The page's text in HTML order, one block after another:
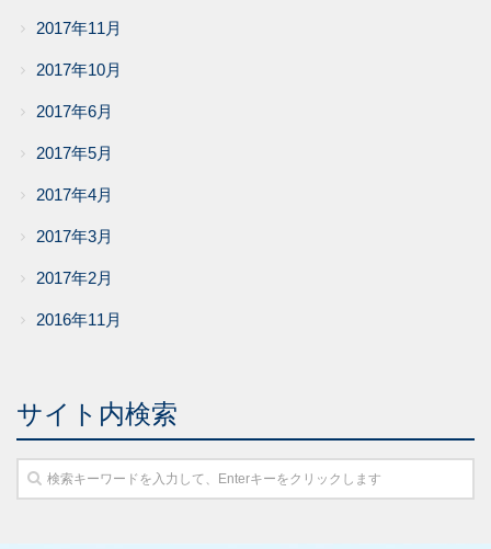
2017年11月
2017年10月
2017年6月
2017年5月
2017年4月
2017年3月
2017年2月
2016年11月
サイト内検索